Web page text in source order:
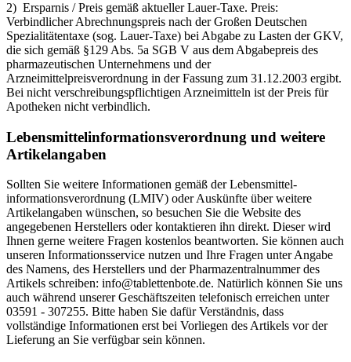
2) Ersparnis / Preis gemäß aktueller Lauer-Taxe. Preis:
Verbindlicher Abrechnungspreis nach der Großen Deutschen
Spezialitätentaxe (sog. Lauer-Taxe) bei Abgabe zu Lasten der GKV,
die sich gemäß §129 Abs. 5a SGB V aus dem Abgabepreis des
pharmazeutischen Unternehmens und der
Arzneimittelpreisverordnung in der Fassung zum 31.12.2003 ergibt.
Bei nicht verschreibungspflichtigen Arzneimitteln ist der Preis für
Apotheken nicht verbindlich.
Lebensmittel­informations­verordnung und weitere
Artikelangaben
Sollten Sie weitere Informationen gemäß der Lebensmittel­
informations­verordnung (LMIV) oder Auskünfte über weitere
Artikelangaben wünschen, so besuchen Sie die Website des
angegebenen Herstellers oder kontaktieren ihn direkt. Dieser wird
Ihnen gerne weitere Fragen kostenlos beantworten. Sie können auch
unseren Informationsservice nutzen und Ihre Fragen unter Angabe
des Namens, des Herstellers und der Pharmazentralnummer des
Artikels schreiben: info@tablettenbote.de. Natürlich können Sie uns
auch während unserer Geschäftszeiten telefonisch erreichen unter
03591 - 307255. Bitte haben Sie dafür Verständnis, dass
vollständige Informationen erst bei Vorliegen des Artikels vor der
Lieferung an Sie verfügbar sein können.